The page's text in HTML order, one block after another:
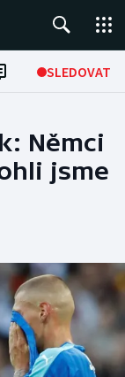
SLEDOVAT
Němci
jsme